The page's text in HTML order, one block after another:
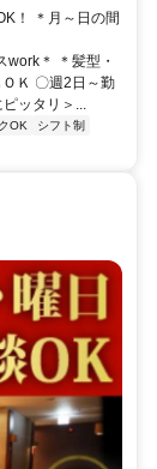
！ ＊月～日の間
＊ ＊髪型・
Ｋ 〇週2日～勤
ッタリ＞...
OK
シフト制